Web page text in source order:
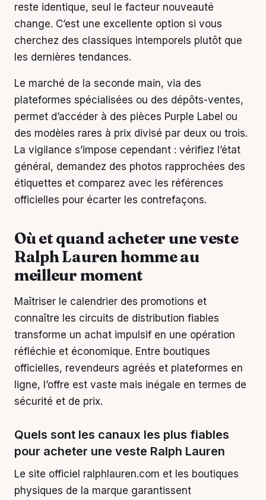
reste identique, seul le facteur nouveauté
change. C’est une excellente option si vous
cherchez des classiques intemporels plutôt que
les dernières tendances.
Le marché de la seconde main, via des
plateformes spécialisées ou des dépôts-ventes,
permet d’accéder à des pièces Purple Label ou
des modèles rares à prix divisé par deux ou trois.
La vigilance s’impose cependant : vérifiez l’état
général, demandez des photos rapprochées des
étiquettes et comparez avec les références
officielles pour écarter les contrefaçons.
Où et quand acheter une veste
Ralph Lauren homme au
meilleur moment
Maîtriser le calendrier des promotions et
connaître les circuits de distribution fiables
transforme un achat impulsif en une opération
réfléchie et économique. Entre boutiques
officielles, revendeurs agréés et plateformes en
ligne, l’offre est vaste mais inégale en termes de
sécurité et de prix.
Quels sont les canaux les plus fiables
pour acheter une veste Ralph Lauren
Le site officiel ralphlauren.com et les boutiques
physiques de la marque garantissent